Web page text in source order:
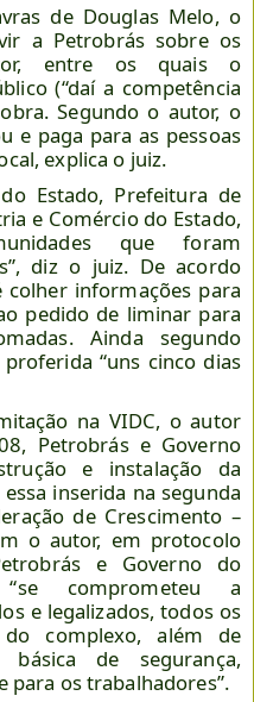
de Douglas Melo, o
a Petrobrás sobre os
entre os quais o
(“daí a competência
Segundo o autor, o
e paga para as pessoas
explica o juiz.
Estado, Prefeitura de
e Comércio do Estado,
que foram
diz o juiz. De acordo
informações para
pedido de liminar para
Ainda segundo
“uns cinco dias
na VIDC, o autor
Petrobrás e Governo
e instalação da
inserida na segunda
de Crescimento –
o autor, em protocolo
e Governo do
comprometeu a
e legalizados, todos os
complexo, além de
de segurança,
para os trabalhadores”.